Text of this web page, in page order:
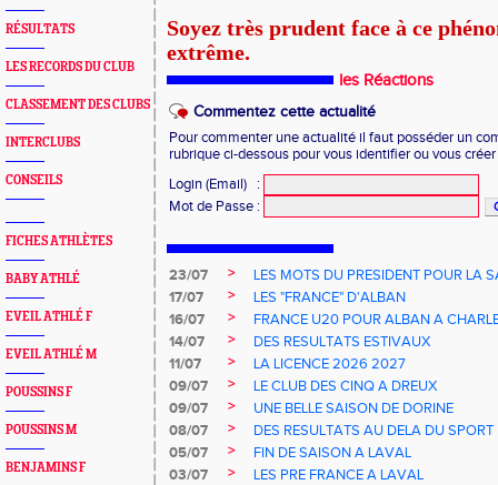
RÉSULTATS
LES RECORDS DU CLUB
CLASSEMENT DES CLUBS
INTERCLUBS
CONSEILS
FICHES ATHLÈTES
BABY ATHLÉ
EVEIL ATHLÉ F
EVEIL ATHLÉ M
POUSSINS F
POUSSINS M
BENJAMINS F
Soyez très prudent face à ce
extrême.
les Réactions
Commentez cette actualité
Pour commenter une actualité il faut posséder un
rubrique ci-dessous pour vous identifier ou vous
Login (Email)
:
Mot de Passe :
23/07 >
LES MOTS DU PRESIDENT POUR LA
17/07
>
LES "FRANCE" D'ALBAN
16/07
>
FRANCE U20 POUR ALBAN A
14/07
>
DES RESULTATS ESTIVAUX
11/07
>
LA LICENCE 2026 2027
09/07
>
LE CLUB DES CINQ A DREUX
09/07
>
UNE BELLE SAISON DE DORINE
08/07
>
DES RESULTATS AU DELA DU SPORT
05/07
>
FIN DE SAISON A LAVAL
03/07
>
LES PRE FRANCE A LAVAL